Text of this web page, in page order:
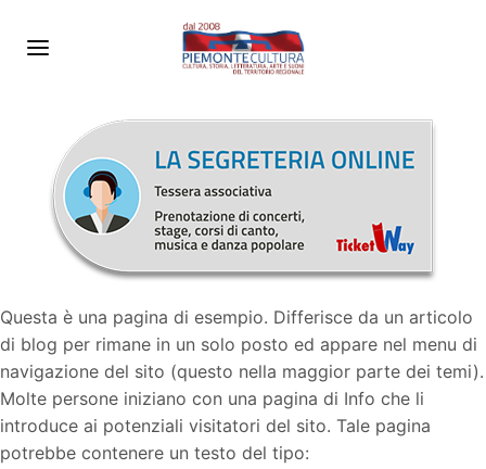
Questa è una pagina di esempio. Differisce da un articolo
di blog per rimane in un solo posto ed appare nel menu di
navigazione del sito (questo nella maggior parte dei temi).
Molte persone iniziano con una pagina di Info che li
introduce ai potenziali visitatori del sito. Tale pagina
potrebbe contenere un testo del tipo: